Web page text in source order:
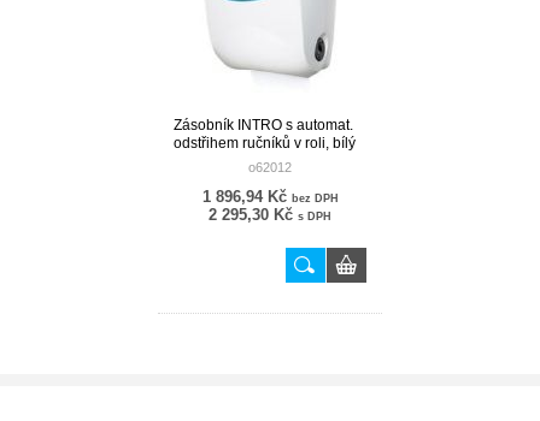
Zásobník INTRO s automat.
odstřihem ručníků v roli, bílý
o62012
1 896,94 Kč bez DPH
2 295,30 Kč s DPH